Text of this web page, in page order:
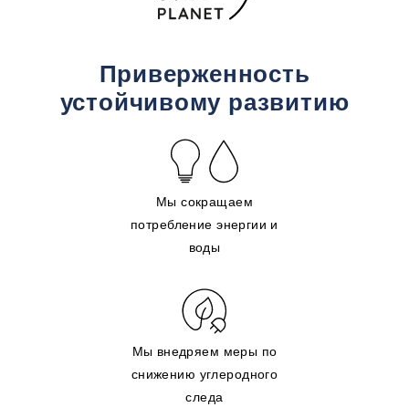
Приверженность
устойчивому развитию
Мы сокращаем
потребление энергии и
воды
Мы внедряем меры по
снижению углеродного
следа